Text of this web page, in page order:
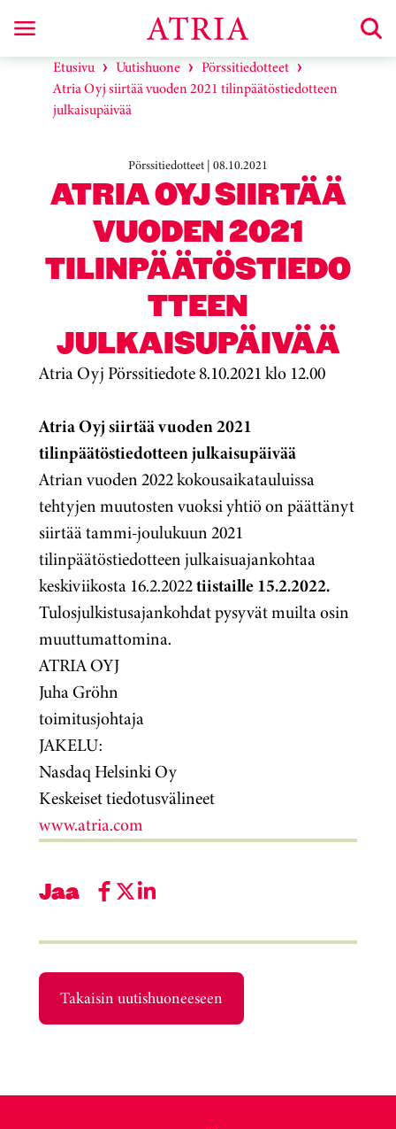
Etusivu Uutishuone
Pörssitiedotteet
Atria Oyj siirtää vuoden 2021 tilinpäätöstiedotteen
julkaisupäivää
Pörssitiedotteet | 08.10.2021
ATRIA OYJ SIIRTÄÄ
VUODEN 2021
TILINPÄÄTÖSTIEDO
TTEEN
JULKAISUPÄIVÄÄ
Atria Oyj Pörssitiedote 8.10.2021 klo 12.00
Atria Oyj siirtää vuoden 2021
tilinpäätöstiedotteen julkaisupäivää
Atrian vuoden 2022 kokousaikatauluissa
tehtyjen muutosten vuoksi yhtiö on päättänyt
siirtää tammi-joulukuun 2021
tilinpäätöstiedotteen julkaisuajankohtaa
keskiviikosta 16.2.2022tiistaille 15.2.2022.
Tulosjulkistusajankohdat pysyvät muilta osin
muuttumattomina.
ATRIA OYJ
Juha Gröhn
toimitusjohtaja
JAKELU:
Nasdaq Helsinki Oy
Keskeiset tiedotusvälineet
www.atria.com
Jaa
Takaisin uutishuoneeseen